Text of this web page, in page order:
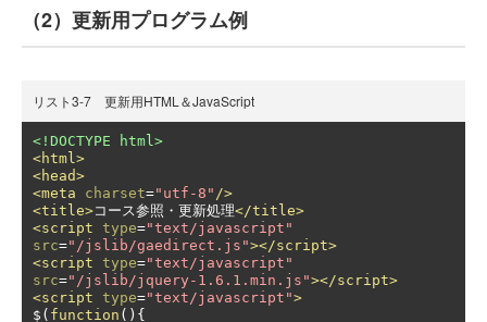
（2）更新用プログラム例
リスト3-7 更新用HTML＆JavaScript
<!DOCTYPE html>
<html>
<head>
<meta
charset="utf-8" />
<title>コース参照・更新処理</title>
<script type="text/javascript"
src="/jslib/gaedirect.js"></script>
<script type="text/javascript"
src="/jslib/jquery-1.6.1.min.js"></script>
<script type="text/javascript">
$ ( function (){